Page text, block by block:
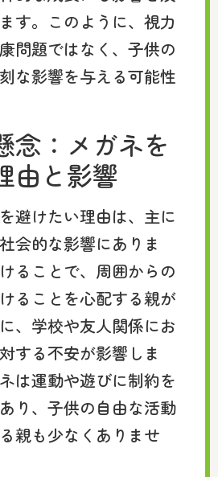
す。このように、視力
問題ではなく、子供の
な影響を与える可能性
念：メガネを
由と影響
避けたい理由は、主に
会的な影響にありま
ることで、周囲からの
ることを心配する親が
、学校や友人関係にお
する不安が影響しま
は運動や遊びに制約を
り、子供の自由な活動
親も少なくありませ